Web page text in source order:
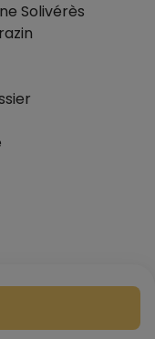
Solivérès